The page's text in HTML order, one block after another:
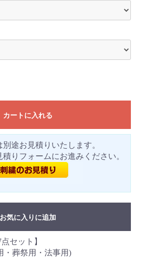
カートに入れる
途お見積りいたします。
りフォームにお進みください。
お気に入りに追加
セット】
・葬祭用・法事用)